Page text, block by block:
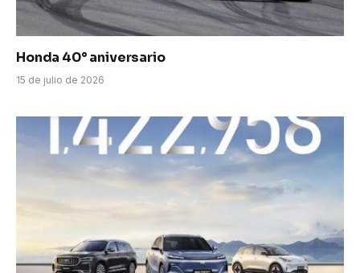
Honda 40° aniversario
15 de julio de 2026